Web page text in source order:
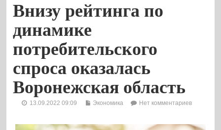
Внизу рейтинга по
динамике
потребительского
спроса оказалась
Воронежская область
13.09.2022 09:09 Экономика Нет комментариев